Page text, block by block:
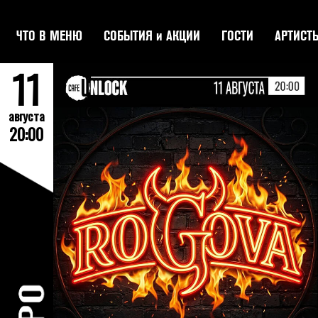
ЧТО В МЕНЮ СОБЫТИЯ и АКЦИИ ГОСТИ
11
августа
20:00